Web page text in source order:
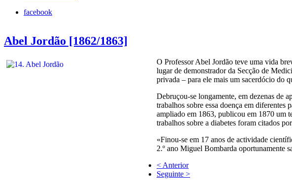
facebook
Abel Jordão [1862/1863]
O Professor Abel Jordão teve uma vida
lugar de demonstrador da Secção de
privada – para ele mais um sacerdócio do
Debruçou-se longamente, em dezenas de
trabalhos sobre essa doença em diferentes
ampliado em 1863, publicou em 1870 um
trabalhos sobre a diabetes foram citados
«Finou-se em 17 anos de actividade
2.º ano Miguel Bombarda oportunamente
< Anterior
Seguinte >